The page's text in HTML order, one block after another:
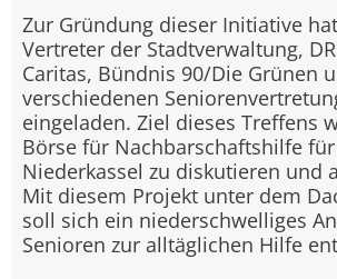
Zur Gründung dieser Initiative
Vertreter der Stadtverwaltung,
Caritas, Bündnis 90/Die Grünen
verschiedenen
eingeladen. Ziel dieses Treffens
Börse für Nachbarschaftshilfe
Niederkassel zu diskutieren und
Mit diesem Projekt unter dem
soll sich ein niederschwelliges
Senioren zur alltäglichen Hilfe